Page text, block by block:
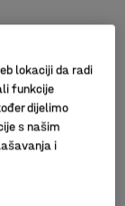
lokaciji da radi
funkcije
dijelimo
s našim
i